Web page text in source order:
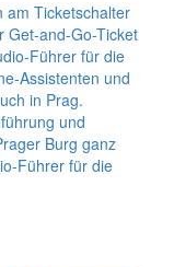
am Ticketschalter
Get-and-Go-Ticket
Führer für die
Assistenten und
in Prag.
und
Burg ganz
Führer für die